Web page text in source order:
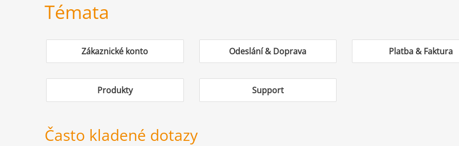
Témata
Zákaznické konto Odeslání & Doprava Platba & Faktura
Produkty Support
Často kladené dotazy